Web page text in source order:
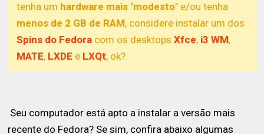
tenha um hardware mais "modesto" e/ou tenha
menos de 2 GB de RAM, considere instalar um dos
Spins do Fedora com os desktopsXfce, i3 WM,
MATE, LXDE e LXQt, ok?
Seu computador está apto a instalar a versão mais
recente do Fedora? Se sim, confira abaixo algumas